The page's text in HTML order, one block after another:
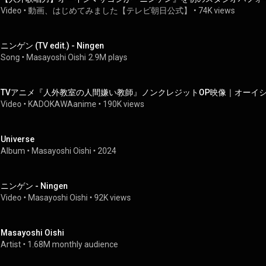
Video • 動画、はじめてみました【テレビ朝日公式】 • 74K views
ニンゲン (TV edit.) - Ningen
Song • Masayoshi Oishi 2.9M plays
TVアニメ『人外教室の人間嫌い教師』ノンクレジットOP映像｜オーイ
Video • KADOKAWAanime • 190K views
Universe
Album • Masayoshi Oishi • 2024
ニンゲン - Ningen
Video • Masayoshi Oishi • 92K views
Masayoshi Oishi
Artist • 1.68M monthly audience